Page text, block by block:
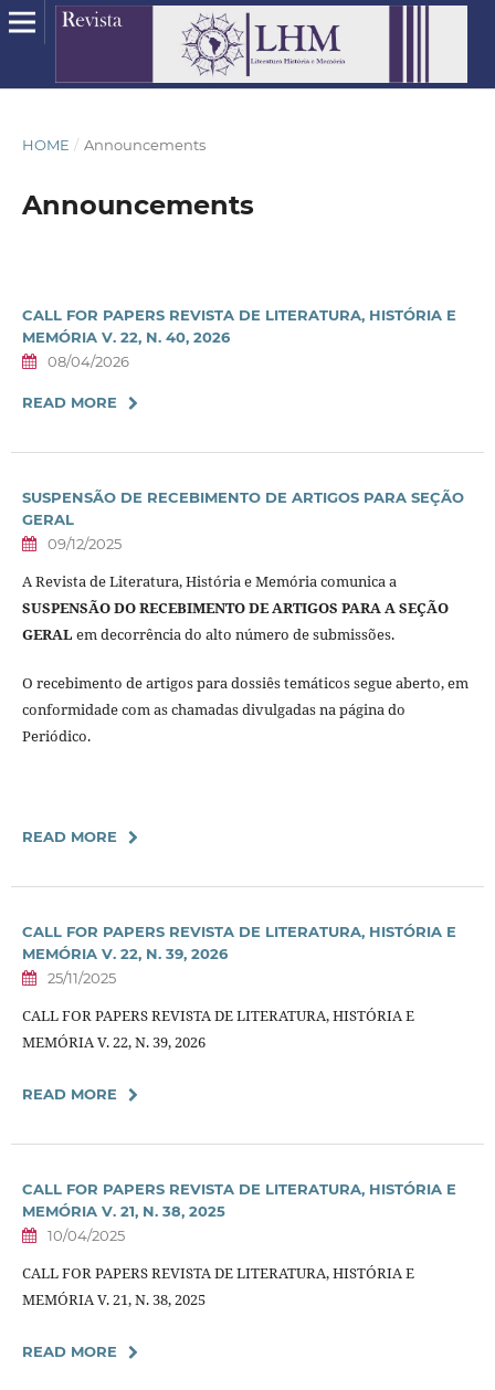
HOME / Announcements
Announcements
CALL FOR PAPERS REVISTA DE LITERATURA, HISTÓRIA E
MEMÓRIA V. 22, N. 40, 2026
08/04/2026
READ MORE
SUSPENSÃO DE RECEBIMENTO DE ARTIGOS PARA SEÇÃO
GERAL
09/12/2025
A Revista de Literatura, História e Memória comunica a
SUSPENSÃO DO RECEBIMENTO DE ARTIGOS PARA A SEÇÃO
GERAL em decorrência do alto número de submissões.
O recebimento de artigos para dossiês temáticos segue aberto, em
conformidade com as chamadas divulgadas na página do
Periódico.
READ MORE
CALL FOR PAPERS REVISTA DE LITERATURA, HISTÓRIA E
MEMÓRIA V. 22, N. 39, 2026
25/11/2025
CALL FOR PAPERS REVISTA DE LITERATURA, HISTÓRIA E
MEMÓRIA V. 22, N. 39, 2026
READ MORE
CALL FOR PAPERS REVISTA DE LITERATURA, HISTÓRIA E
MEMÓRIA V. 21, N. 38, 2025
10/04/2025
CALL FOR PAPERS REVISTA DE LITERATURA, HISTÓRIA E
MEMÓRIA V. 21, N. 38, 2025
READ MORE